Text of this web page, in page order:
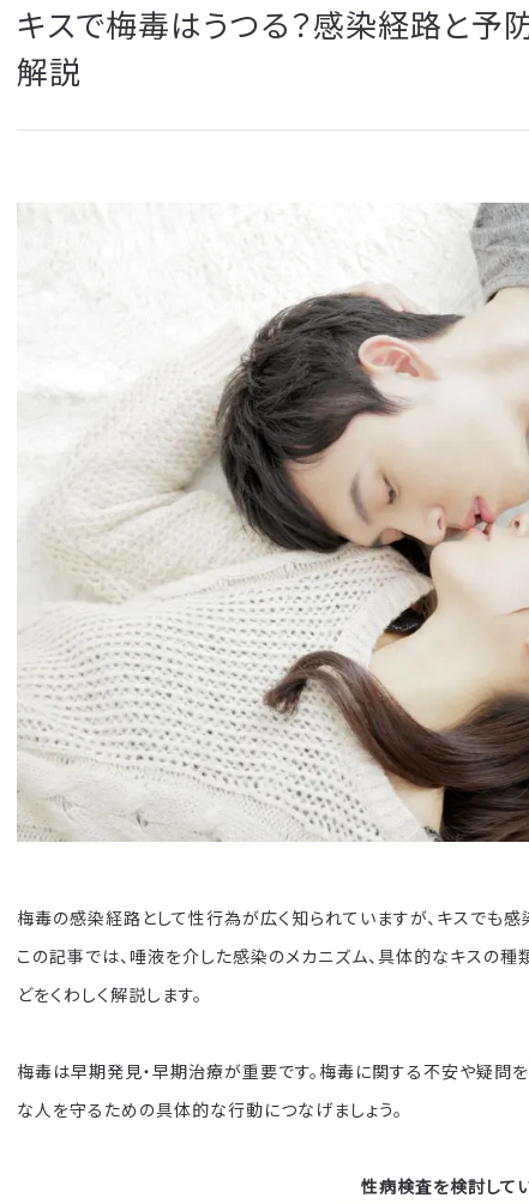
キスで梅毒はうつる？感染経路と予
解説
梅毒の感染経路として性行為が広く知られていますが、キスでも感
この記事では、唾液を介した感染のメカニズム、具体的なキスの
どをくわしく解説します。
梅毒は早期発見・早期治療が重要です。梅毒に関する不安や疑問
な人を守るための具体的な行動につなげましょう。
性病検査を検討して